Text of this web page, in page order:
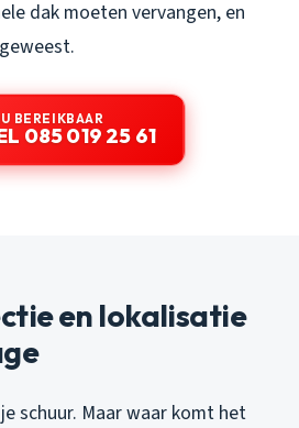
dak moeten vervangen, en
BEREIKBAAR
085 019 25 61
en lokalisatie
schuur. Maar waar komt het